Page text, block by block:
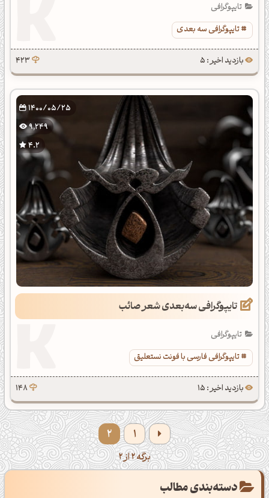
تایپوگرافی
تایپوگرافی سه بعدی
بازدید اخیر : 5 423
1400/05/25
9,249
4.2
تایپوگرافی سه‌بعدی شعر صائب
تایپوگرافی
تایپوگرافی فارسی با فونت نستعلیق
بازدید اخیر : 15 148
1
2
برگه 2 از 2
دسته‌بندی مطالب